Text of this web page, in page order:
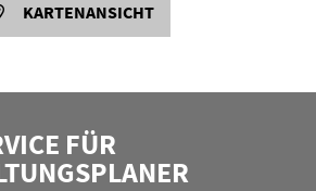
KARTENANSICHT
FÜR